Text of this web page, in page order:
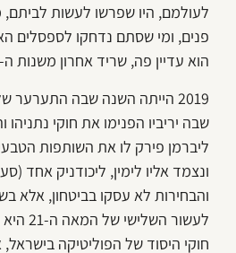
לעולמם, היו שפרשו לעשות לביתם,
פנים, ומי שסתם נדחקו לספסלים
הוא עדיין פה, שריד אחרון משנות ה-90.
2019 הייתה השנה שבה התערער
שבה יריביו הפנימו את חוקי
ליברמן פירק לו את השותפות
ונצמד אליו לימין, ליכודניק אחד
והבחירות לא עסקו בביטחון, אלא
לעשור
חוקי היסוד של הפוליטיקה בישראל,